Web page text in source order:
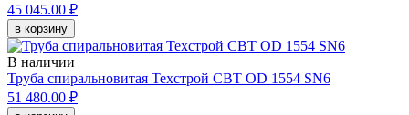
45 045.00 ₽
в корзину
В наличии
Труба спиральновитая Техстрой СВТ OD 1554 SN6
51 480.00 ₽